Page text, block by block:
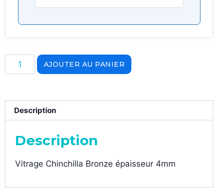
AJOUTER AU PANIER
Description
Description
Vitrage Chinchilla Bronze épaisseur 4mm